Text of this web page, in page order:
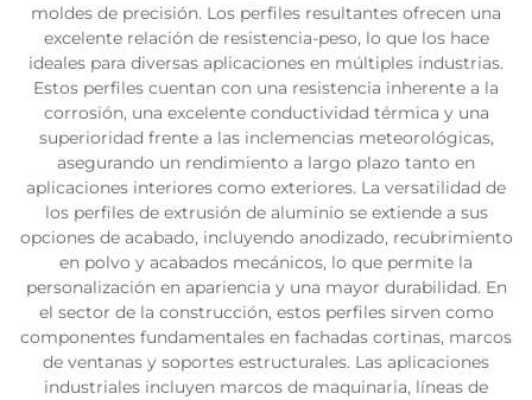
moldes de precisión. Los perfiles resultantes ofrecen una
excelente relación de resistencia-peso, lo que los hace
ideales para diversas aplicaciones en múltiples industrias.
Estos perfiles cuentan con una resistencia inherente a la
corrosión, una excelente conductividad térmica y una
superioridad frente a las inclemencias meteorológicas,
asegurando un rendimiento a largo plazo tanto en
aplicaciones interiores como exteriores. La versatilidad de
los perfiles de extrusión de aluminio se extiende a sus
opciones de acabado, incluyendo anodizado, recubrimiento
en polvo y acabados mecánicos, lo que permite la
personalización en apariencia y una mayor durabilidad. En
el sector de la construcción, estos perfiles sirven como
componentes fundamentales en fachadas cortinas, marcos
de ventanas y soportes estructurales. Las aplicaciones
industriales incluyen marcos de maquinaria, líneas de